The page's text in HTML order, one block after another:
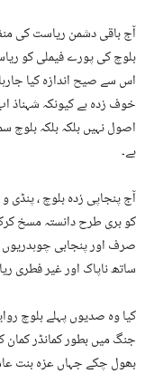
آج باقی دشمن ریاست کی
بلوچ کی پورے فیملی کو
اس سے صیح اندازہ کیا
خوف زدہ ہے کیونکہ شہناذ
اصول نہیں بلکہ بلکہ
ہے۔
آج پنجاپی زدہ بلوچ ، پنڈی
کو بری طرح دانستہ مسخ
صرف اور پنجابی چوہدریوں
ساتھ ناپاک اور غیر فطری
کیا وہ صدیوں پہلے بلوچ
جنگ میں بطور کمانڈر
بھول چکے جہاں عزہ بنت